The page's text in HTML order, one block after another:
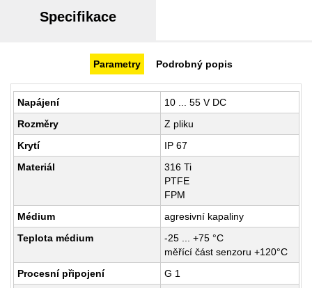
Specifikace
Parametry Podrobný popis
Napájení
10 ... 55 V DC
Rozměry
Z pliku
Krytí
IP 67
Materiál
316 Ti
PTFE
FPM
Médium
agresivní kapaliny
Teplota médium
-25 ... +75 °C
měřící část senzoru +120°C
Procesní připojení
G 1